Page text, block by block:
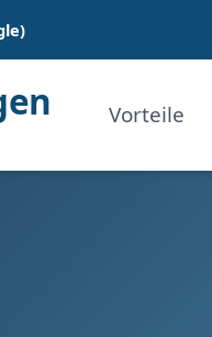
Vorteile